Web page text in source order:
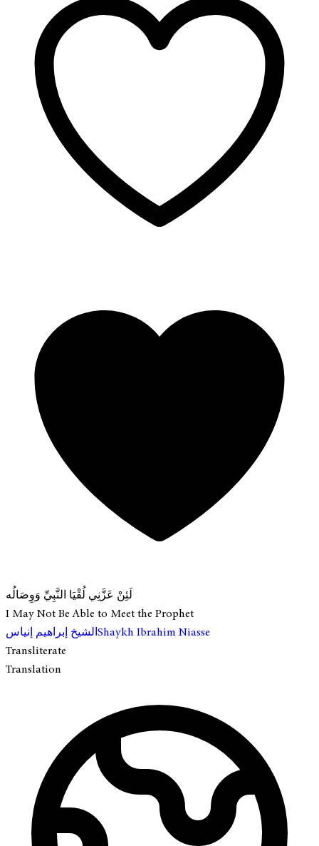
لَئِنْ عَزَّنِي لُقْيَا النَّبِيِّ وَوِصَالُه
I May Not Be Able to Meet the Prophet
الشيخ إبراهيم إنياسShaykh Ibrahim Niasse
Transliterate
Translation